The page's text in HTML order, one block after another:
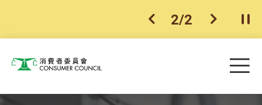
上一個
2/2 下一個開
消費者委員會 目